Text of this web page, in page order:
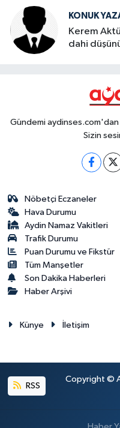
KONUK
Kerem
dahi
Gündemi aydinses.com'dan
Sizin
Nöbetçi Eczaneler
Hava Durumu
Aydin Namaz Vakitleri
Trafik Durumu
Puan Durumu ve Fikstür
Tüm Manşetler
Son Dakika Haberleri
Haber Arşivi
Künye İletişim
RSS
Copyright ©